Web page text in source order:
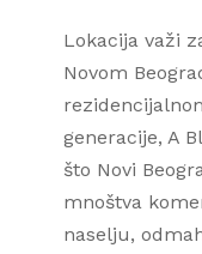
Lokacija važi
Novom
generacije, A
što Novi
mnoštva
naselju,